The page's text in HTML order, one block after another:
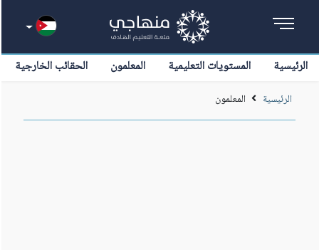
الرئيسية المستويات التعليمية المعلمون الحقائب الخارجية
الرئيسية المعلمون